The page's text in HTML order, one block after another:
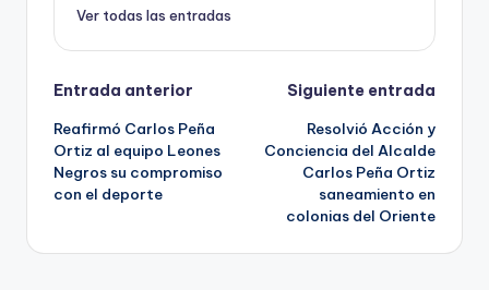
Ver todas las entradas
Navegación
de
entradas
Entrada anterior
Reafirmó Carlos Peña
Ortiz al equipo Leones
Negros su compromiso
con el deporte
Siguiente entrada
Resolvió Acción y
Conciencia del Alcalde
Carlos Peña Ortiz
saneamiento en
colonias del Oriente